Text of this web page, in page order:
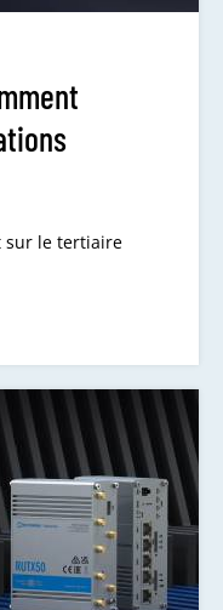
sur le tertiaire